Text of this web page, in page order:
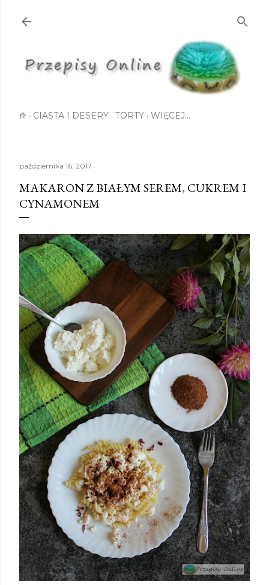
⟰ CIASTA I DESERY TORTY WIĘCEJ…
października 16, 2017
MAKARON Z BIAŁYM SEREM, CUKREM I
CYNAMONEM